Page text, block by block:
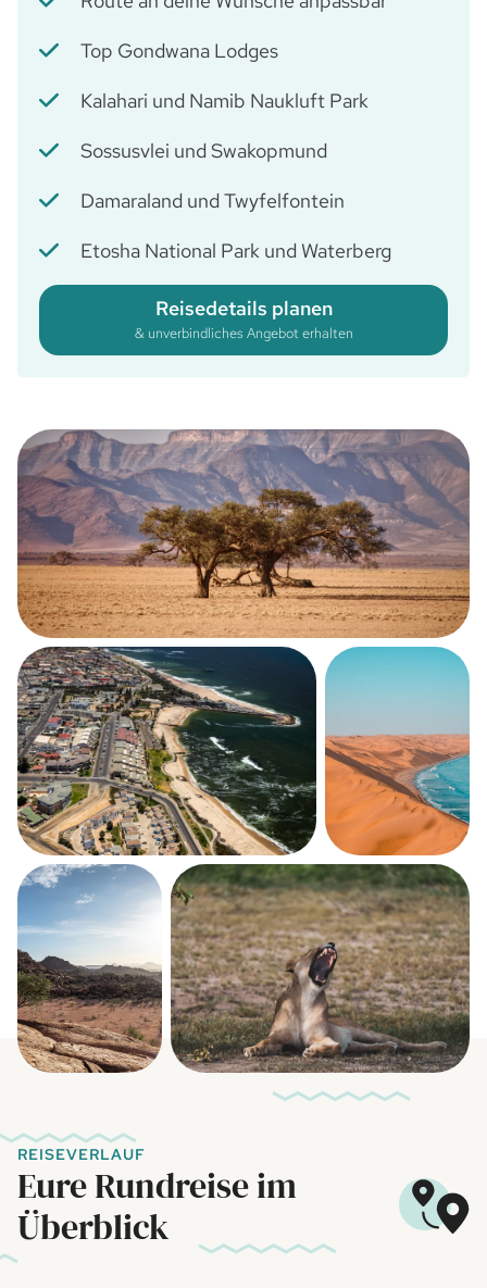
Top Gondwana Lodges
Kalahari und Namib Naukluft Park
Sossusvlei und Swakopmund
Damaraland und Twyfelfontein
Etosha National Park und Waterberg
Reisedetails planen
& unverbindliches Angebot erhalten
REISEVERLAUF
Eure Rundreise im
Überblick